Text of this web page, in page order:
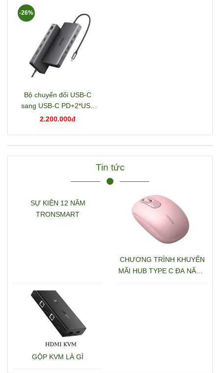
Bộ chuyển đổi USB-C
sang USB-C PD+2*USB
3.2+USB-C 3.2+2*USB
2.200.000đ
-26%
Tin tức
SỰ KIỆN 12 NĂM
TRONSMART
CHƯƠNG TRÌNH KHUYẾN
MÃI HUB TYPE C ĐA NĂNG
GỘP KVM LÀ GÌ